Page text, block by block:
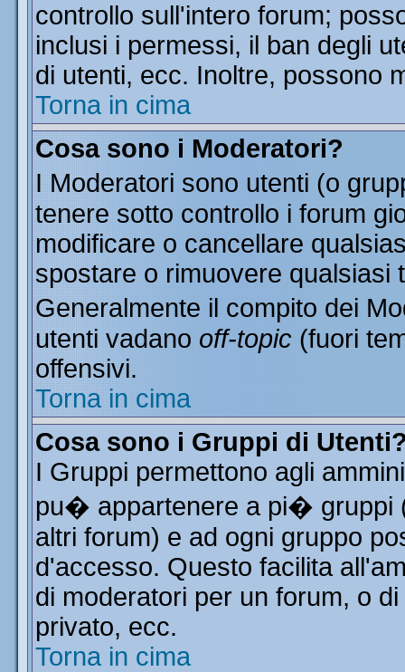
controllo sull'intero forum;
inclusi i permessi, il ban degli
di utenti, ecc. Inoltre, possono
Torna in cima
Cosa sono i Moderatori?
I Moderatori sono utenti (o
tenere sotto controllo i forum
modificare o cancellare
spostare o rimuovere qualsiasi
Generalmente il compito dei
utenti vadano off-topic (fuori
offensivi.
Torna in cima
Cosa sono i Gruppi di
I Gruppi permettono agli
pu� appartenere a pi� gruppi
altri forum) e ad ogni gruppo
d'accesso. Questo facilita
di moderatori per un forum, o
privato, ecc.
Torna in cima